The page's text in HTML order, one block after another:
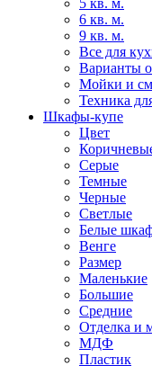
5 кв. м.
6 кв. м.
9 кв. м.
Все для
Варианты
Мойки и
Техника
Шкафы-купе
Цвет
Серые
Темные
Черные
Светлые
Белые
Венге
Размер
Маленькие
Большие
Средние
Отделка и
МДФ
Пластик